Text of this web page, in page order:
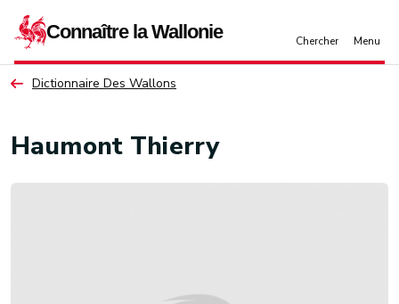
Dictionnaire Des Wallons
Haumont Thierry